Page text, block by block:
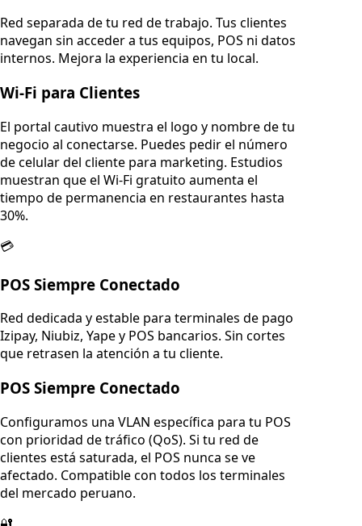
Red separada de tu red de trabajo. Tus clientes
navegan sin acceder a tus equipos, POS ni datos
internos. Mejora la experiencia en tu local.
Wi-Fi para Clientes
El portal cautivo muestra el logo y nombre de tu
negocio al conectarse. Puedes pedir el número
de celular del cliente para marketing. Estudios
muestran que el Wi-Fi gratuito aumenta el
tiempo de permanencia en restaurantes hasta
30%.
💳
POS Siempre Conectado
Red dedicada y estable para terminales de pago
Izipay, Niubiz, Yape y POS bancarios. Sin cortes
que retrasen la atención a tu cliente.
POS Siempre Conectado
Configuramos una VLAN específica para tu POS
con prioridad de tráfico (QoS). Si tu red de
clientes está saturada, el POS nunca se ve
afectado. Compatible con todos los terminales
del mercado peruano.